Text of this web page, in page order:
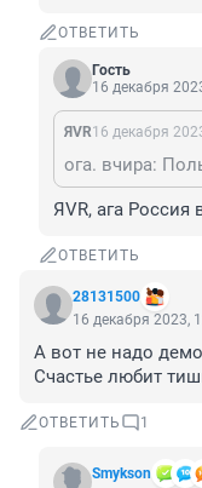
ОТВЕТИТЬ
Гость
16 декабря
ЯVR16 декабря
ЯVR, ага Россия
ОТВЕТИТЬ
28131500
16 декабря 2023,
А вот не надо
Счастье любит
ОТВЕТИТЬ 1
Smykson